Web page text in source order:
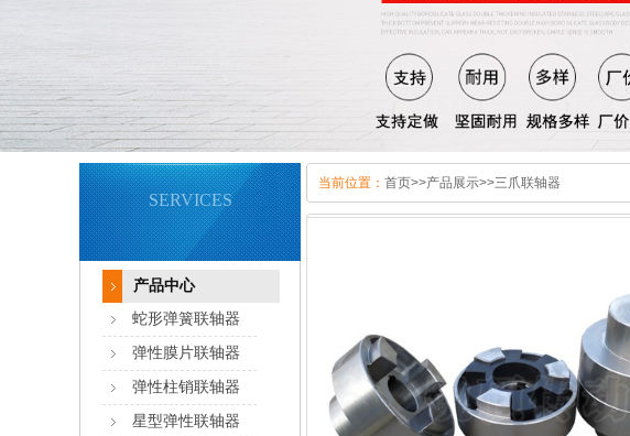
SERVICES
产品中心
蛇形弹簧联轴器
弹性膜片联轴器
弹性柱销联轴器
星型弹性联轴器
当前位置： 首页>>产品展示>>三爪联轴器